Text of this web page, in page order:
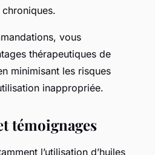
vous
thérapeutiques de
minimisant les risques
inappropriée.
témoignages
l’utilisation d’huiles